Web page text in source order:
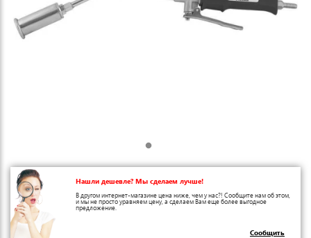
Нашли дешевле? Мы сделаем лучше!
В другом интернет-магазине цена ниже, чем у нас?! Сообщите нам об этом,
и мы не просто уравняем цену, а сделаем Вам еще более выгодное
предложение.
Сообщить